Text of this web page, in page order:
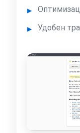
Удобен